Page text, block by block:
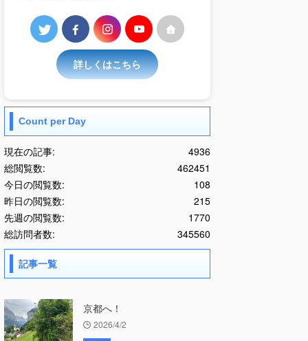
詳しくはこちら
Count per Day
4936
現在の記事:
462451
総閲覧数:
108
今日の閲覧数:
215
昨日の閲覧数:
1770
先週の閲覧数:
345560
総訪問者数:
記事一覧
京都へ！
2026/4/2